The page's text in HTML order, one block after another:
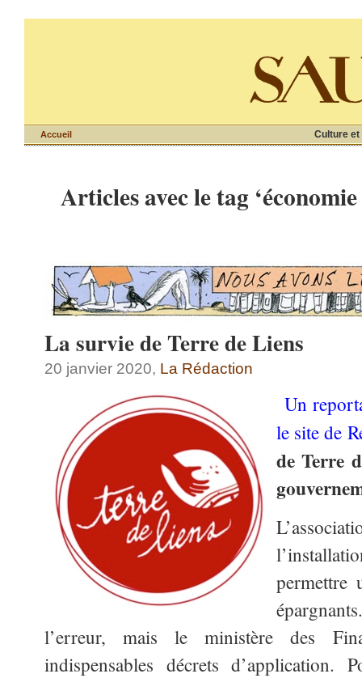
Culture et
Accueil
Articles avec le tag
La survie de Terre de Liens
20 janvier 2020, La Rédaction
Un
le site de
de Terre
permettre
l’erreur, mais le ministère des
indispensables décrets